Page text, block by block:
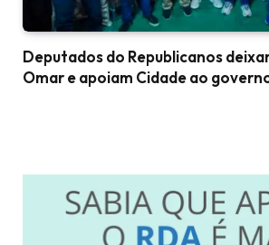
Deputados do Republicanos
Omar e apoiam Cidade ao